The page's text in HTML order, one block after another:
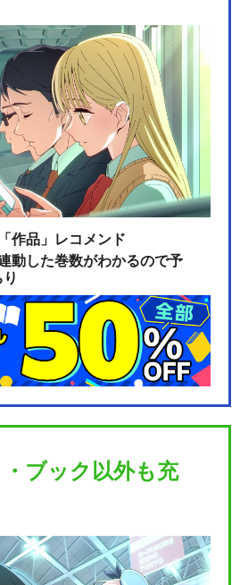
作品」レコメンド
動した巻数がわかるので予
ブック以外も充